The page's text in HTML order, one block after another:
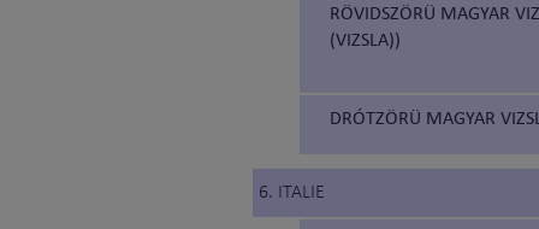
RÖVIDSZÖRÜ MAGYAR
(VIZSLA))
DRÓTZÖRÜ MAGYAR
6. ITALIE